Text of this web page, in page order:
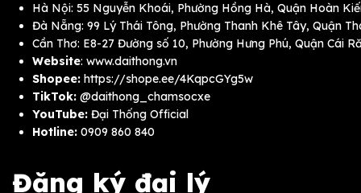
Hà Nội: 55 Nguyễn Khoái, Phường Hồng Hà, Quận Hoàn
Đà Nẵng: 99 Lý Thái Tông, Phường Thanh Khê Tây, Quận
Cần Thơ: E8-27 Đường số 10, Phường Hưng Phú, Quận Cái
Website: www.daithong.vn
Shopee: https://shope.ee/4KqpcGYg5w
TikTok: @daithong_chamsocxe
YouTube: Đại Thống Official
Hotline: 0909 860 840
Đăng ký đại lý